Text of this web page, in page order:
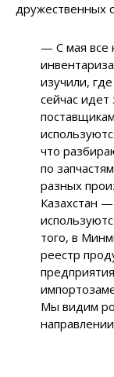
дружественных
— С мая все
изучили,
сейчас
что
по
разных
Казахстан
того, в
реестр
Мы видим